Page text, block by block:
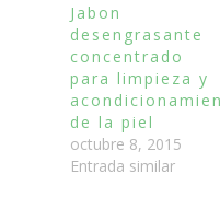
Jabon
desengrasante
concentrado
para limpieza y
de la piel
octubre 8, 2015
Entrada similar